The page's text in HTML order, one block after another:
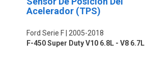
Acelerador (TPS)
Ford Serie F
2005-2018
F-450 Super Duty V10 6.8L - V8 6.7L